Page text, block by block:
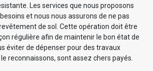
Les services que nous proposons
et nous nous assurons de ne pas
de sol. Cette opération doit être
régulière afin de maintenir le bon état de
éviter de dépenser pour des travaux
reconnaissons, sont assez chers payés.